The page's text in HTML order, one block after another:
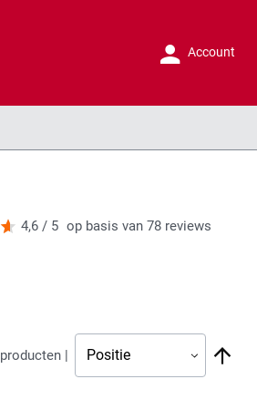
Account
4,6 / 5 op basis van 78 reviews
producten |